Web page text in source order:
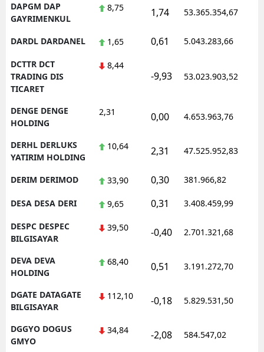
DAPGM DAP
GAYRIMENKUL
8,75 1,74 53.365.354,67
DARDL DARDANEL 1,65 0,61 5.043.283,66
DCTTR DCT
TRADING DIS
TICARET
8,44
-9,93 53.023.903,52
DENGE DENGE
HOLDING
2,31 0,00 4.653.963,76
DERHL DERLUKS
YATIRIM HOLDING
10,64 2,31 47.525.952,83
DERIM DERIMOD 33,90 0,30 381.966,82
DESA DESA DERI 9,65 0,31 3.408.459,99
DESPC DESPEC
BILGISAYAR
39,50 -0,40 2.701.321,68
DEVA DEVA
HOLDING
68,40 0,51 3.191.272,70
DGATE DATAGATE
BILGISAYAR
112,10 -0,18 5.829.531,50
DGGYO DOGUS
GMYO
34,84 -2,08 584.547,02